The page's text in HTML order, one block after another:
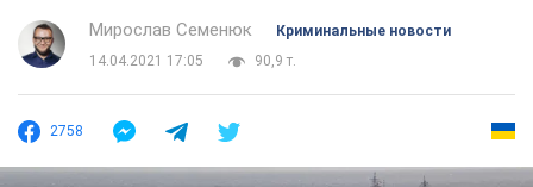
Мирослав Семенюк
Криминальные новости
14.04.2021 17:05
90,9 т.
2758